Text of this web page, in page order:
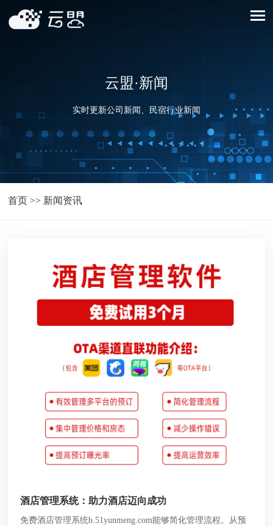
云盟·新闻
实时更新公司新闻、民宿行业新闻
首页 >> 新闻资讯
酒店管理系统：助力酒店迈向成功
免费酒店管理系统b.51yunmeng.com能够简化管理流程。从预